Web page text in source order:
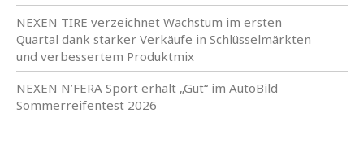
NEXEN TIRE verzeichnet Wachstum im ersten
Quartal dank starker Verkäufe in Schlüsselmärkten
und verbessertem Produktmix
NEXEN N’FERA Sport erhält „Gut“ im AutoBild
Sommerreifentest 2026